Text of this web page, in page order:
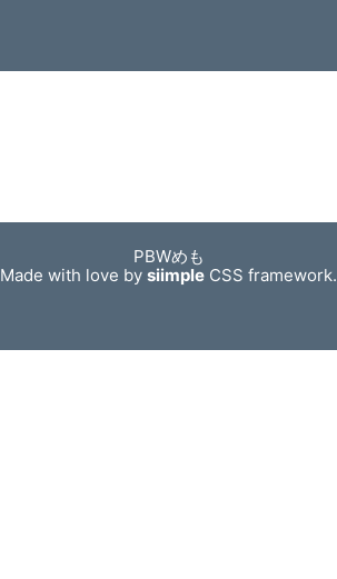
PBWめも
Made with love bysiimple CSS framework.